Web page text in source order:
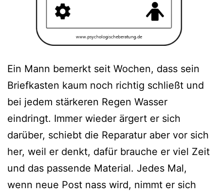
Ein Mann bemerkt seit Wochen, dass sein
Briefkasten kaum noch richtig schließt und
bei jedem stärkeren Regen Wasser
eindringt. Immer wieder ärgert er sich
darüber, schiebt die Reparatur aber vor sich
her, weil er denkt, dafür brauche er viel Zeit
und das passende Material. Jedes Mal,
wenn neue Post nass wird, nimmt er sich